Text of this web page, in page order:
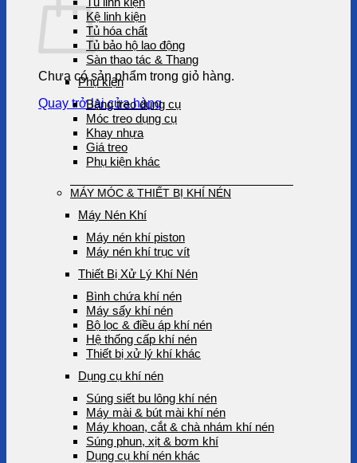
Chưa có sản phẩm trong giỏ hàng.
Quay trở lại cửa hàng
Kệ linh kiện
Tủ hóa chất
Tủ bảo hộ lao động
Sàn thao tác & Thang
Phụ kiện
Bảng treo dụng cụ
Móc treo dụng cụ
Khay nhựa
Giá treo
Phụ kiện khác
MÁY MÓC & THIẾT BỊ KHÍ NÉN
Máy Nén Khí
Máy nén khí piston
Máy nén khí trục vít
Thiết Bị Xử Lý Khí Nén
Bình chứa khí nén
Máy sấy khí nén
Bộ lọc & điều áp khí nén
Hệ thống cấp khí nén
Thiết bị xử lý khí khác
Dụng cụ khí nén
Súng siết bu lông khí nén
Máy mài & bút mài khí nén
Máy khoan, cắt & chà nhám khí nén
Súng phun, xịt & bơm khí
Dụng cụ khí nén khác